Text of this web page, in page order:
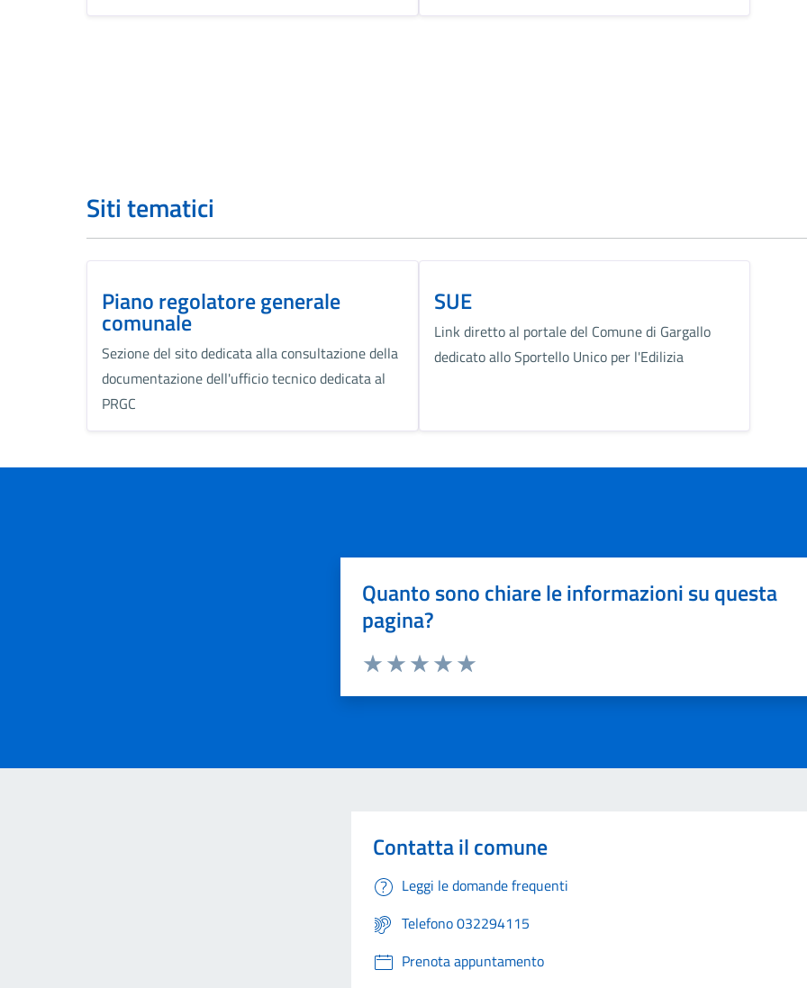
Siti tematici
Piano regolatore generale
comunale
Sezione del sito dedicata alla consultazione della
documentazione dell'ufficio tecnico dedicata al
PRGC
SUE
Link diretto al portale del Comune di Gargallo
dedicato allo Sportello Unico per l'Edilizia
Quanto sono chiare le informazioni su questa
pagina?
Contatta il comune
Leggi le domande frequenti
Telefono 032294115
Prenota appuntamento